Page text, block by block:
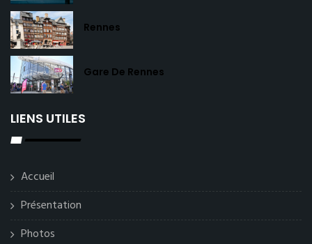
Rennes
Gare De Rennes
LIENS UTILES
Accueil
Présentation
Photos